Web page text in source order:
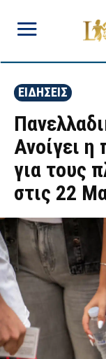
ΕΙΔΗΣΕΙΣ
Ανοίγει
για τους
στις 22